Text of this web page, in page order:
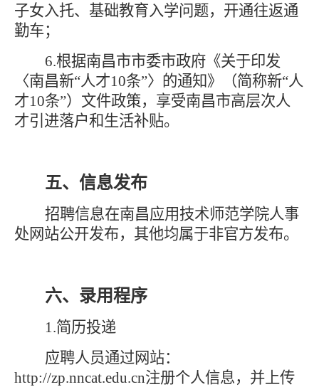
子女入托、基础教育入学问题，开通往返通
勤车；
6.根据南昌市市委市政府《关于印发
〈南昌新“人才10条”〉的通知》（简称新“人
才10条”）文件政策，享受南昌市高层次人
才引进落户和生活补贴。
五、信息发布
招聘信息在南昌应用技术师范学院人事
处网站公开发布，其他均属于非官方发布。
六、 录用程序
1.简历投递
应聘人员通过网站：
http://zp.nncat.edu.cn注册个人信息，并上传